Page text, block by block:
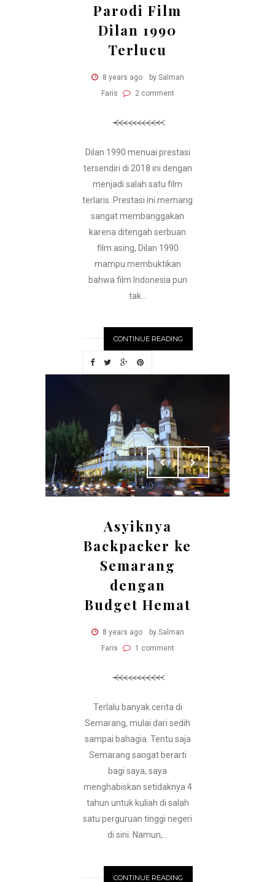
Parodi Film
Dilan 1990
Terlucu
8 years ago
by Salman
Faris
2 comment
Dilan 1990 menuai prestasi
tersendiri di 2018 ini dengan
menjadi salah satu film
terlaris. Prestasi ini memang
sangat membanggakan
karena ditengah serbuan
film asing, Dilan 1990
mampu membuktikan
bahwa film Indonesia pun
tak...
CONTINUE READING
Asyiknya
Backpacker ke
Semarang
dengan
Budget Hemat
8 years ago
by Salman
Faris
1 comment
Terlalu banyak cerita di
Semarang, mulai dari sedih
sampai bahagia. Tentu saja
Semarang sangat berarti
bagi saya, saya
menghabiskan setidaknya 4
tahun untuk kuliah di salah
satu perguruan tinggi negeri
di sini. Namun,...
CONTINUE READING
N